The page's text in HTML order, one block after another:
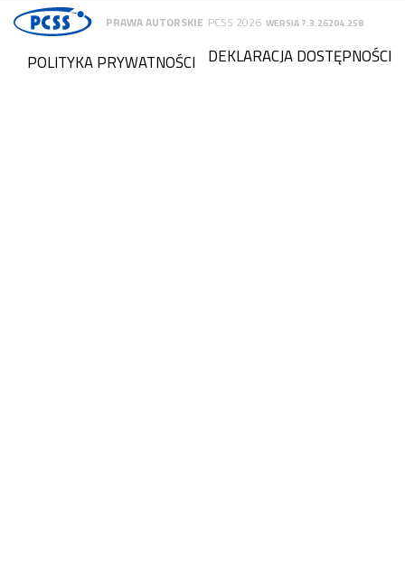
PRAWA AUTORSKIE PCSS 2026 WERSJA 7.3.26204.258
DEKLARACJA DOSTĘPNOŚCI
POLITYKA PRYWATNOŚCI